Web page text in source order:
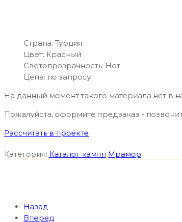
Страна: Турция
Цвет: Красный
Светопрозрачность: Нет
Цена: по запросу
На данный момент такого материала нет в
Пожалуйста, оформите предзаказ -
Рассчитать в проекте
Категория: Каталог камня Мрамор
Назад
Вперед